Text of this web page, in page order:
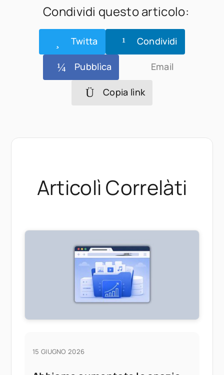
Condividi questo articolo:
Twitta Condividi
Pubblìca Email
Copia lìnk
Articolì Correlàti
15 GIUGNO 2026